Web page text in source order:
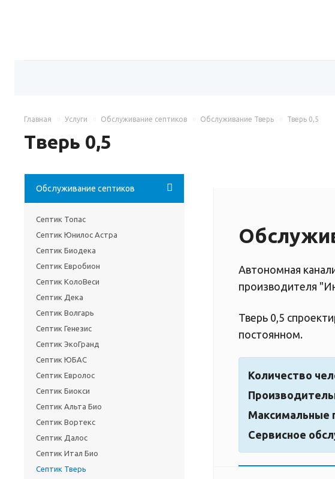
Главная Услуги Обслуживание септиков Обслуживание Тверь Тверь 0,5
Тверь 0,5
Автономная
производителя
Тверь 0,5
постоянном.
Количество
Максимальные
Сервисное
Обслуживание септиков
Септик Топас
Септик Юнилос Астра
Септик Биодека
Септик Евробион
Септик КолоВеси
Септик Дека
Септик Волгарь
Септик Генезис
Септик ЭкоГранд
Септик ЮБАС
Септик Евролос
Септик Биокси
Септик Альта Био
Септик Вортекс
Септик Далос
Септик Итал Био
Септик Тверь